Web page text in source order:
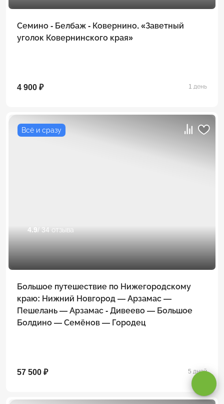
Семино - Белбаж - Ковернино. «Заветный
уголок Ковернинского края»
4 900 ₽ 1 день
Всё и сразу
4.9 / 34 отзыва
Большое путешествие по Нижегородскому
краю: Нижний Новгород — Арзамас —
Пешелань — Арзамас - Дивеево — Большое
Болдино — Семёнов — Городец
57 500 ₽ 5 дней